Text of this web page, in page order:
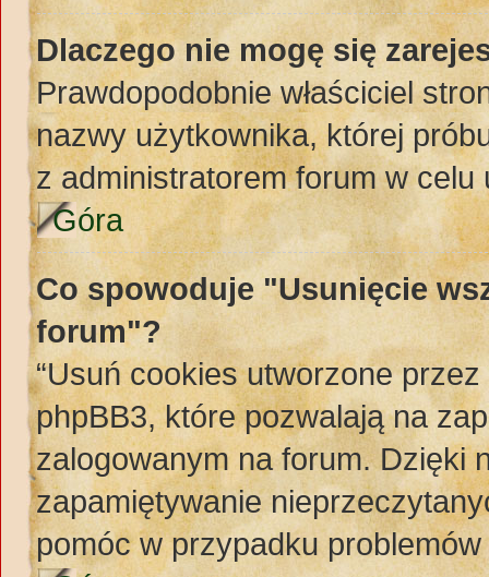
Dlaczego nie mogę się
Prawdopodobnie właściciel
nazwy użytkownika, której
z administratorem forum w celu
Góra
Co spowoduje "Usunięcie
forum"?
“Usuń cookies utworzone
phpBB3, które pozwalają na
zalogowanym na forum. Dzięki
zapamiętywanie
pomóc w przypadku